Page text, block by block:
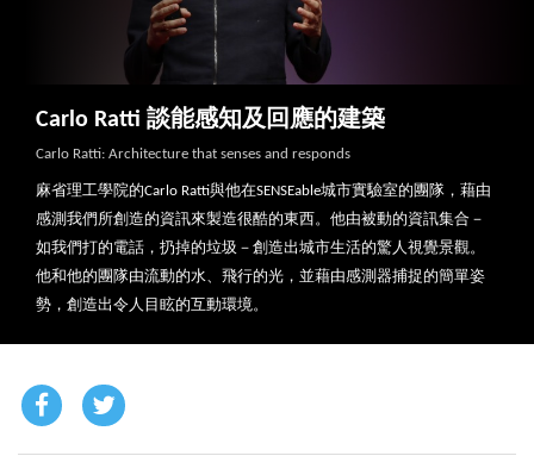
Carlo Ratti 談能感知及回應的建築
Carlo Ratti: Architecture that senses and responds
麻省理工學院的Carlo Ratti與他在SENSEable城市實驗室的團隊，藉由
感測我們所創造的資訊來製造很酷的東西。他由被動的資訊集合－
如我們打的電話，扔掉的垃圾－創造出城市生活的驚人視覺景觀。
他和他的團隊由流動的水、飛行的光，並藉由感測器捕捉的簡單姿
勢，創造出令人目眩的互動環境。